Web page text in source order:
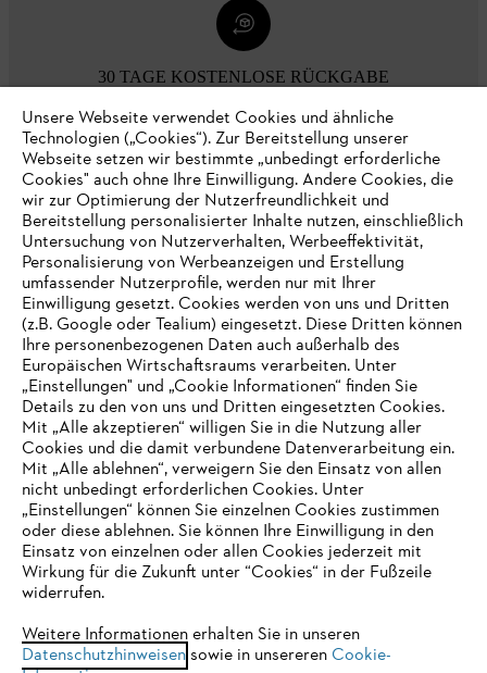
30 TAGE KOSTENLOSE RÜCKGABE
Zahlungsmöglichkeiten
Unternehmen
Online Shop
Service
IHR BROWSER WIRD NICHT
UNTERSTÜTZT
eine optimale Nutzung unserer Seite empfehlen wir Ihnen, zu
einem der folgenden Browser zu wechseln:
Unsere Webseite verwendet Cookies und ähnliche
Technologien („Cookies“). Zur Bereitstellung unserer
Webseite setzen wir bestimmte „unbedingt erforderliche
Cookies" auch ohne Ihre Einwilligung. Andere Cookies, die
wir zur Optimierung der Nutzerfreundlichkeit und
Bereitstellung personalisierter Inhalte nutzen, einschließlich
Untersuchung von Nutzerverhalten, Werbeeffektivität,
Personalisierung von Werbeanzeigen und Erstellung
umfassender Nutzerprofile, werden nur mit Ihrer
Einwilligung gesetzt. Cookies werden von uns und Dritten
(z.B. Google oder Tealium) eingesetzt. Diese Dritten können
Ihre personenbezogenen Daten auch außerhalb des
Europäischen Wirtschaftsraums verarbeiten. Unter
„Einstellungen" und „Cookie Informationen“ finden Sie
Details zu den von uns und Dritten eingesetzten Cookies.
Mit „Alle akzeptieren“ willigen Sie in die Nutzung aller
Cookies und die damit verbundene Datenverarbeitung ein.
Mit „Alle ablehnen“, verweigern Sie den Einsatz von allen
nicht unbedingt erforderlichen Cookies. Unter
„Einstellungen“ können Sie einzelnen Cookies zustimmen
oder diese ablehnen. Sie können Ihre Einwilligung in den
Einsatz von einzelnen oder allen Cookies jederzeit mit
Wirkung für die Zukunft unter “Cookies“ in der Fußzeile
widerrufen.
Weitere Informationen erhalten Sie in unseren
Datenschutzhinweisensowie in unsereren Cookie-